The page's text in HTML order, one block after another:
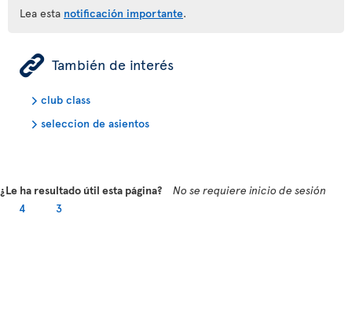
Lea esta notificación importante.
ÿ También de interés
club class
seleccion de asientos
¿Le ha resultado útil esta página?
No se requiere inicio de sesión
4
3